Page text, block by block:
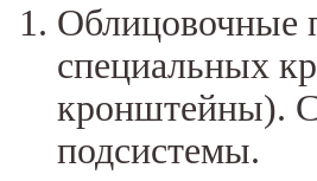
Облицовочные
специальных
кронштейны).
подсистемы.